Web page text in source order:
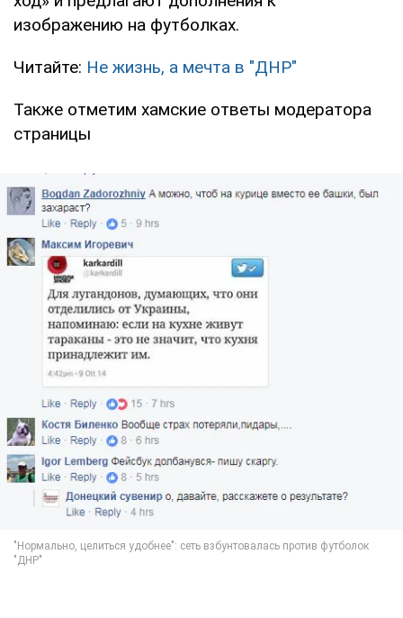
изображению на футболках.
Читайте: Не жизнь, а мечта в "ДНР"
Также отметим хамские ответы модератора
страницы